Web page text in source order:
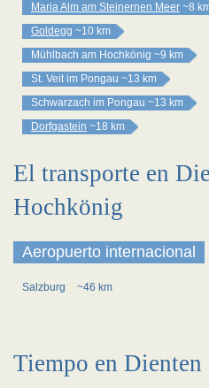
Maria Alm am Steinernen Meer ~8
Goldegg ~10 km
Mühlbach am Hochkönig ~9 km
St. Veit im Pongau ~13 km
Schwarzach im Pongau ~13 km
Dorfgastein ~18 km
El transporte en
Hochkönig
Aeropuerto internacional
Salzburg ~46 km
Tiempo en